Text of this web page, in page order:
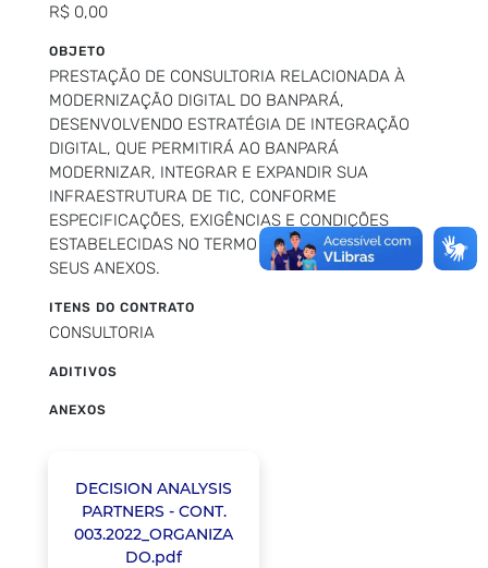
R$ 0,00
OBJETO
PRESTAÇÃO DE CONSULTORIA RELACIONADA À
MODERNIZAÇÃO DIGITAL DO BANPARÁ,
DESENVOLVENDO ESTRATÉGIA DE INTEGRAÇÃO
DIGITAL, QUE PERMITIRÁ AO BANPARÁ
MODERNIZAR, INTEGRAR E EXPANDIR SUA
INFRAESTRUTURA DE TIC, CONFORME
ESPECIFICAÇÕES, EXIGÊNCIAS E CONDIÇÕES
ESTABELECIDAS NO TERMO DE REFERÊNCIA E
SEUS ANEXOS.
ITENS DO CONTRATO
CONSULTORIA
ADITIVOS
ANEXOS
DECISION ANALYSIS
PARTNERS - CONT.
003.2022_ORGANIZA
DO.pdf